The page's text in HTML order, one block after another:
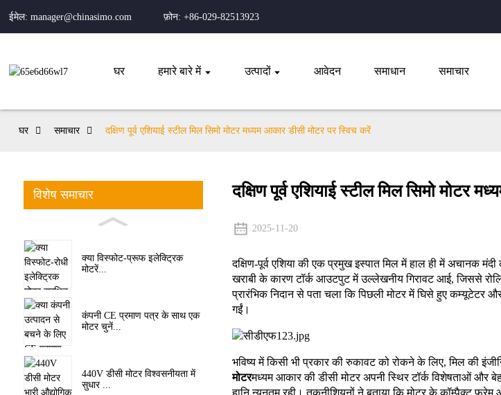
ईमेल: manager@chinasimo.com फ़ोन: +86-029-82513923
घर हमारे बारे में उत्पादों आवेदन समाधान समाचार
घर समाचार दक्षिण पूर्व एशियाई स्टील मिल सिमो मोटर मध्यम आकार डीसी मोटर पर स्विच करें
विशेष समाचार
क्या विस्फोट-प्रूफ इलेक्ट्रिक
मोटरें...
कंपनी CE प्रमाण पत्र के साथ एक
मोटर चुनें...
440V डीसी मोटर विश्वसनीयता में
सुधार ...
दक्षिण पूर्व एशियाई स्टील मिल सिमो मोटर
2025-11-20
दक्षिण-पूर्व एशिया की एक प्रमुख इस्पात मिल में हाल ही में अचानक
खराबी के कारण टॉर्क आउटपुट में उल्लेखनीय गिरावट आई, जिससे
प्रारंभिक निदान से पता चला कि पिछली मोटर में घिसे हुए कम्यूटेटर
गईं।
भविष्य में किसी भी प्रकार की रुकावट को रोकने के लिए, मिल की
मोटरमध्यम आकार की डीसी मोटरअपनी स्थिर टॉर्क विशेषताओं और
हानि न्यूनतम रही। तकनीशियनों ने बताया कि मोटर के कॉम्पैक्ट